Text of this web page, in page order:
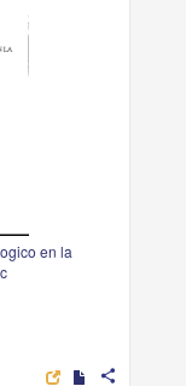
en la
share